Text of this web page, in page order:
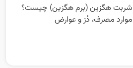
شربت هگزین (برم هگزین) چیست؟
موارد مصرف، دُز و عوارض